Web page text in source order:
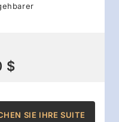
$
SIE IHRE SUITE